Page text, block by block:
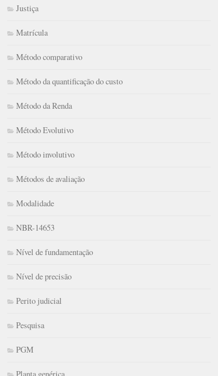
Justiça
Matrícula
Método comparativo
Método da quantificação do custo
Método da Renda
Método Evolutivo
Método involutivo
Métodos de avaliação
Modalidade
NBR-14653
Nível de fundamentação
Nível de precisão
Perito judicial
Pesquisa
PGM